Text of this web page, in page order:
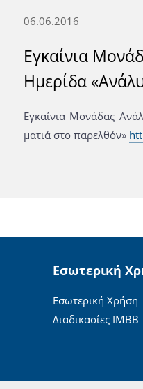
06.06.2016
Εγκαίνια
Ημερίδα
Εγκαίνια Μονάδας
ματιά στο παρελθόν»
Εσωτερική
Εσωτερική Χρήση
Διαδικασίες ΙΜΒΒ